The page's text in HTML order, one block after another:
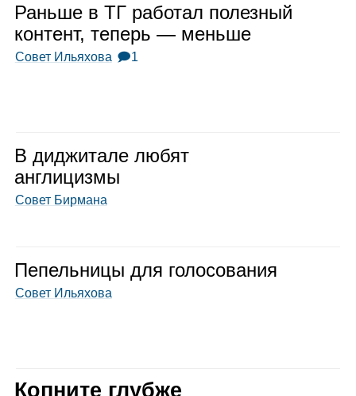
Раньше в ТГ рабо­тал полез­ный
кон­тент, теперь — меньше
Совет Ильяхова 🗩1
В диджи­тале любят
англи­цизмы
Совет Бирмана
Пепель­ницы для голо­со­ва­ния
Совет Ильяхова
Копните глубже